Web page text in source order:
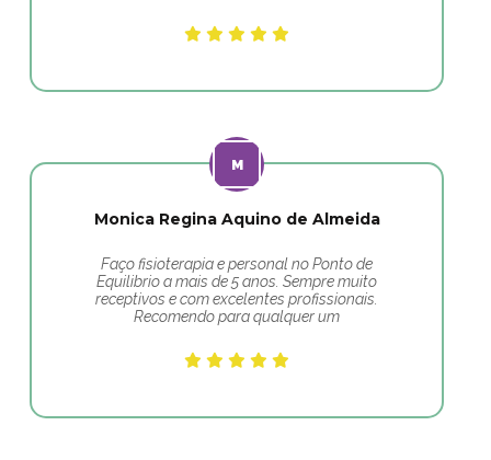
Monica Regina Aquino de Almeida
Faço fisioterapia e personal no Ponto de
Equilibrio a mais de 5 anos. Sempre muito
receptivos e com excelentes profissionais.
Recomendo para qualquer um